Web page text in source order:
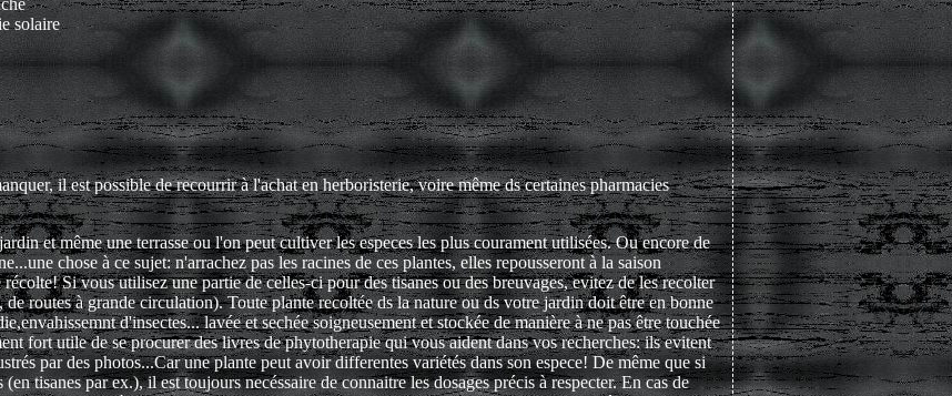
solaire
il est possible de recourrir à l'achat en herboristerie, voire même ds certaines pharmacies
et même une terrasse ou l'on peut cultiver les especes les plus courament utilisées. Ou encore de
chose à ce sujet: n'arrachez pas les racines de ces plantes, elles repousseront à la saison
Si vous utilisez une partie de celles-ci pour des tisanes ou des breuvages, evitez de les recolter
de routes à grande circulation). Toute plante recoltée ds la nature ou ds votre jardin doit être en bonne
d'insectes... lavée et sechée soigneusement et stockée de manière à ne pas être touchée
fort utile de se procurer des livres de phytotherapie qui vous aident dans vos recherches: ils evitent
par des photos...Car une plante peut avoir differentes variétés dans son espece! De même que si
(en tisanes par ex.), il est toujours necéssaire de connaitre les dosages précis à respecter. En cas de